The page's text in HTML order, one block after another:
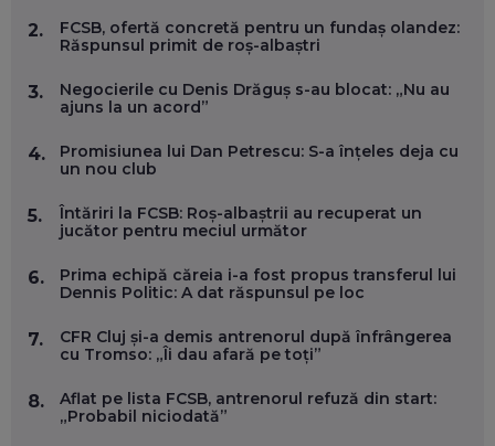
FOLOSEȘTI TEHNOLOGIA CA SĂ ÎȚI DESCHIZI DRUMUL
CĂTRE ARTĂ, LA NIVEL GLOBAL
ANDREI AVĂDANEI, BIT SENTINEL: CUM ÎȚI PROTEJEZI
CARIERĂ DE „HACKER CU PERMIS”
EP. 56
DOINA VÎLCEANU, CONTENTSPEED: VREI SUCCES ONLINE?
EP. 55
OLIVIU MATEI, HOLISUN: SOFTWARE DE LA CLUJ PENTRU
WASHINGTON, OCHELARI INTELIGENȚI ȘI FERME
2.
FCSB, ofertă concretă pentru un fundaș olandez:
Răspunsul primit de roș-albaștri
3.
Negocierile cu Denis Drăguș s-au blocat: „Nu au
ajuns la un acord”
4.
Promisiunea lui Dan Petrescu: S-a înțeles deja cu
un nou club
5.
Întăriri la FCSB: Roș-albaștrii au recuperat un
jucător pentru meciul următor
6.
Prima echipă căreia i-a fost propus transferul lui
Dennis Politic: A dat răspunsul pe loc
7.
CFR Cluj și-a demis antrenorul după înfrângerea
cu Tromso: „Îi dau afară pe toți”
8.
Aflat pe lista FCSB, antrenorul refuză din start:
„Probabil niciodată”